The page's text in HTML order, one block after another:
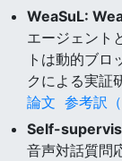
WeaSuL:
エージェント
トは動的ブ
クによる実証
論文 参考訳
Self-
音声対話質問